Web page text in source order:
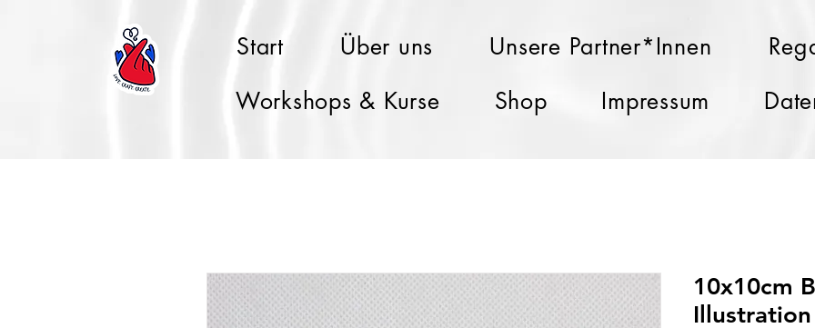
Start Über uns Unsere Partner*Innen
Workshops & Kurse
Shop Impressum
10x10cm
Illustration